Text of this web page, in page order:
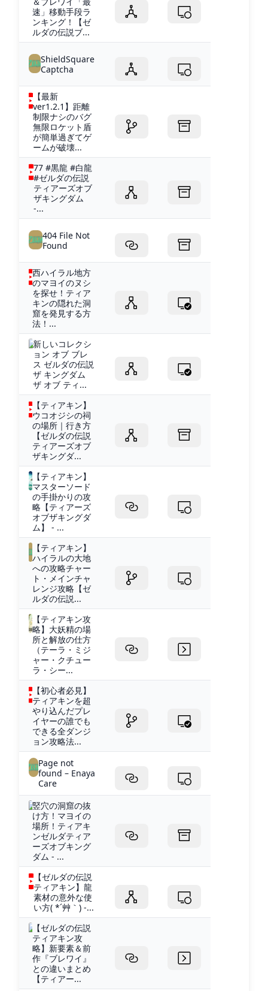
速」移動手段ラ
ンキング！【ゼ
ルダの伝説ブ...
ShieldSquare
Captcha
【最新
ver1.2.1】距離
制限ナシのバグ
無限ロケット盾
が簡単過ぎてゲ
ームが破壊...
77 #黒龍 #白龍
#ゼルダの伝説
ティアーズオブ
ザキングダム
-...
404 File Not
Found
西ハイラル地方
のマヨイのヌシ
を探せ！ティア
キンの隠れた洞
窟を発見する方
法！...
新しいコレクシ
ョン オブ ブレ
ス ゼルダの伝説
ザ キングダム
ザ オブ ティ...
【ティアキン】
ウコオジシの祠
の場所｜行き方
【ゼルダの伝説
ティアーズオブ
ザキングダ...
【ティアキン】
マスターソード
の手掛かりの攻
略【ティアーズ
オブザキングダ
ム】 - ...
【ティアキン】
ハイラルの大地
への攻略チャー
ト・メインチャ
レンジ攻略【ゼ
ルダの伝説...
【ティアキン攻
略】大妖精の場
所と解放の仕方
（テーラ・ミジ
ャー・クチュー
ラ・シー...
【初心者必見】
ティアキンを超
やり込んだプレ
イヤーの誰でも
できる全ダンジ
ョン攻略法...
Page not
found – Enaya
Care
竪穴の洞窟の抜
け方！マヨイの
場所！ティアキ
ンゼルダティア
ーズオブキング
ダム - ...
【ゼルダの伝説
ティアキン】龍
素材の意外な使
い方( *´艸｀) -...
【ゼルダの伝説
ティアキン攻
略】新要素＆前
作『ブレワイ』
との違いまとめ
【ティアー...